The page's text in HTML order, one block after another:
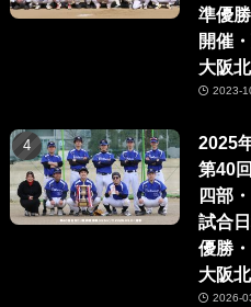
準優
開催
大阪
2023-
2025
第40
四部
試合
優勝
大阪
2026-